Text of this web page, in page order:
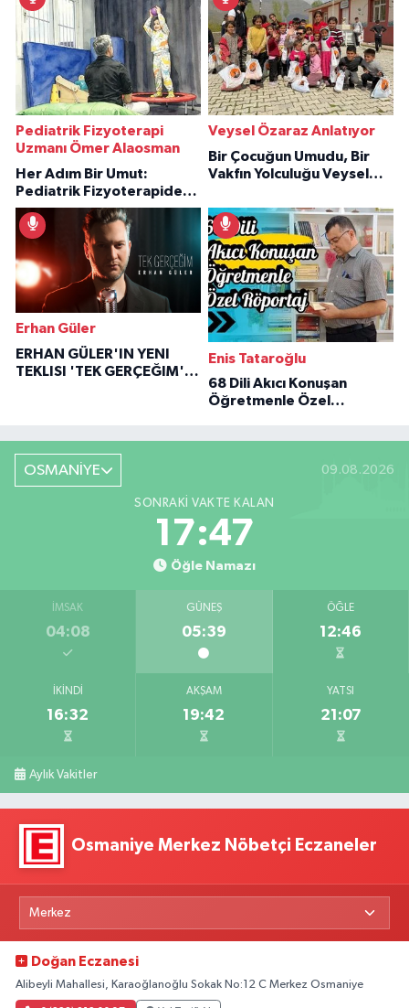
Pediatrik Fizyoterapi
Uzmanı Ömer Alaosman
Her Adım Bir Umut:
Pediatrik Fizyoterapiden
İlham Veren Hikâyeler
Veysel Özaraz Anlatıyor
Bir Çocuğun Umudu, Bir
Vakfın Yolculuğu Veysel
Erhan Güler
ERHAN GÜLER'IN YENI
TEKLISI 'TEK GERÇEĞIM'LE
Enis Tataroğlu
68 Dili Akıcı Konuşan
Öğretmenle Özel
OSMANİYE 09.08.2026
SONRAKI VAKTE KALAN
17:46
Öğle Namazı
İMSAK
04:08
GÜNEŞ
05:39
ÖĞLE
12:46
İKINDI
16:32
AKŞAM
19:42
YATSI
21:07
Aylık Vakitler
Osmaniye Merkez Nöbetçi Eczaneler
Doğan Eczanesi
Alibeyli Mahallesi, Karaoğlanoğlu Sokak No:12 C Merkez Osmaniye